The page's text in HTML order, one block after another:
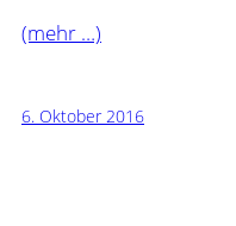
(mehr …)
6. Oktober 2016